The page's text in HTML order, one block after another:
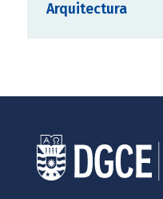
Arquitectura